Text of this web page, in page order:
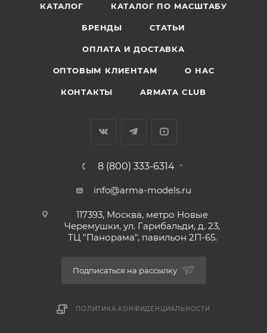
КАТАЛОГ КАТАЛОГ ПО МАСШТАБУ
БРЕНДЫ СТАТЬИ
ОПЛАТА И ДОСТАВКА
ОПТОВЫМ КЛИЕНТАМ О НАС
КОНТАКТЫ ARMATA CLUB
8 (800) 333-6314
info@arma-models.ru
117393, Москва, метро Новые
Черемушки, ул. Гарибальди, д. 23,
ТЦ "Панорама", павильон 2П-65.
Подписаться на рассылку
ПОЛИТИКА КОНФИДЕНЦИАЛЬНОСТИ